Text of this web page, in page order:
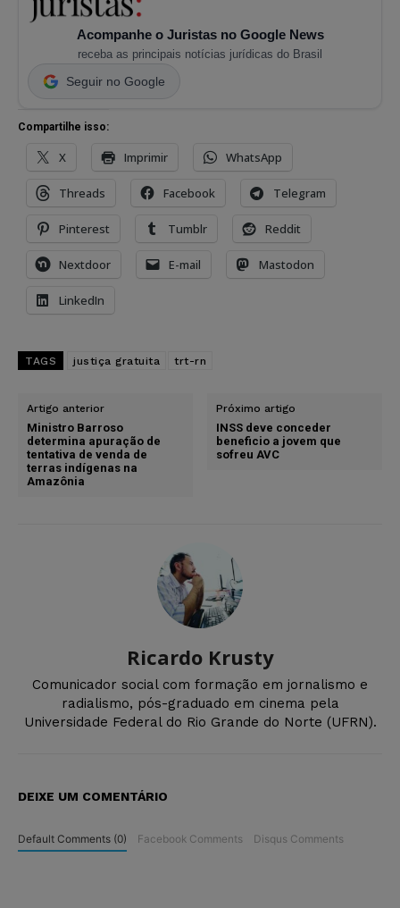
Acompanhe o Juristas no Google News
receba as principais notícias jurídicas do Brasil
Seguir no Google
Compartilhe isso:
X Imprimir WhatsApp
Threads Facebook Telegram
Pinterest Tumblr Reddit
Nextdoor E-mail Mastodon
LinkedIn
TAGS justiça gratuita trt-rn
Artigo anterior
Ministro Barroso
determina apuração de
tentativa de venda de
terras indígenas na
Amazônia
Próximo artigo
INSS deve conceder
beneficio a jovem que
sofreu AVC
Ricardo Krusty
Comunicador social com formação em jornalismo e
radialismo, pós-graduado em cinema pela
Universidade Federal do Rio Grande do Norte (UFRN).
DEIXE UM COMENTÁRIO
Default Comments (0) Facebook Comments Disqus Comments